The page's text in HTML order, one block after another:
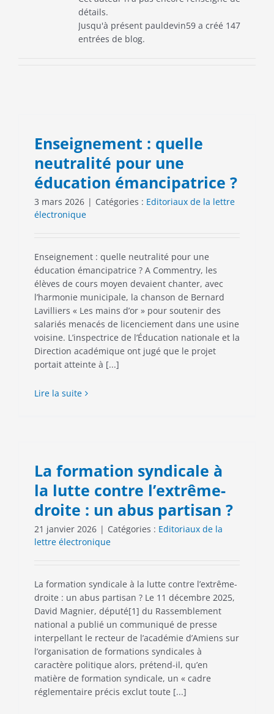
détails.
Jusqu'à présent pauldevin59 a créé 147
entrées de blog.
Enseignement : quelle
neutralité pour une
éducation émancipatrice ?
3 mars 2026 | Catégories : Editoriaux de la lettre
électronique
Enseignement : quelle neutralité pour une
éducation émancipatrice ? A Commentry, les
élèves de cours moyen devaient chanter, avec
l’harmonie municipale, la chanson de Bernard
Lavilliers « Les mains d’or » pour soutenir des
salariés menacés de licenciement dans une usine
voisine. L’inspectrice de l’Éducation nationale et la
Direction académique ont jugé que le projet
portait atteinte à [...]
Lire la suite
La formation syndicale à
la lutte contre l’extrême-
droite : un abus partisan ?
21 janvier 2026 | Catégories : Editoriaux de la
lettre électronique
La formation syndicale à la lutte contre l’extrême-
droite : un abus partisan ? Le 11 décembre 2025,
David Magnier, député[1] du Rassemblement
national a publié un communiqué de presse
interpellant le recteur de l’académie d’Amiens sur
l’organisation de formations syndicales à
caractère politique alors, prétend-il, qu’en
matière de formation syndicale, un « cadre
réglementaire précis exclut toute [...]